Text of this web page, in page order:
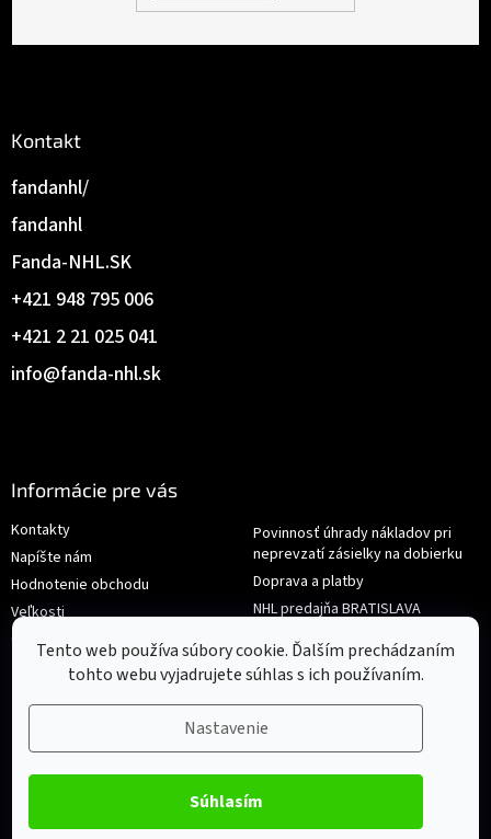
Tento web používa súbory cookie. Ďalším prechádzaním
tohto webu vyjadrujete súhlas s ich používaním.
Nastavenie
Súhlasím
Kontakt
info@fanda-nhl.sk
+421 2 21 025 041
+421 948 795 006
Fanda-NHL.SK
fandanhl
fandanhl/
Informácie pre vás
Kontakty
Napíšte nám
Hodnotenie obchodu
Veľkosti
Obchodné podmienky
Povinnosť úhrady nákladov pri
neprevzatí zásielky na dobierku
Doprava a platby
NHL predajňa BRATISLAVA
Reklamace/Výměna